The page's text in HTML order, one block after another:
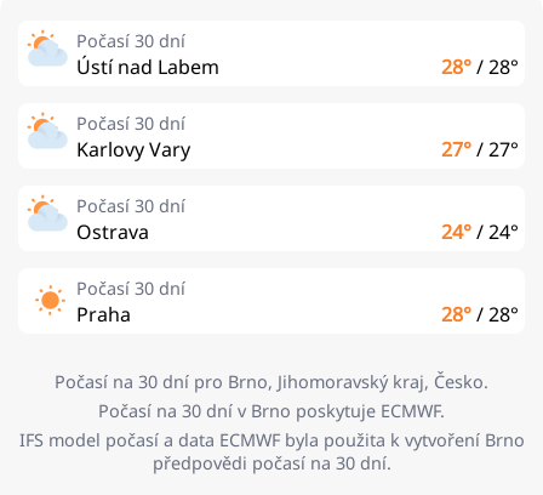
Počasí 30 dní
Ústí nad Labem 28°/28°
Počasí 30 dní
Karlovy Vary 27°/27°
Počasí 30 dní
Ostrava 24°/24°
Počasí 30 dní
Praha 28°/28°
Počasí na 30 dní pro Brno, Jihomoravský kraj, Česko.
Počasí na 30 dní v Brno poskytuje ECMWF.
IFS model počasí a data ECMWF byla použita k vytvoření Brno
předpovědi počasí na 30 dní.